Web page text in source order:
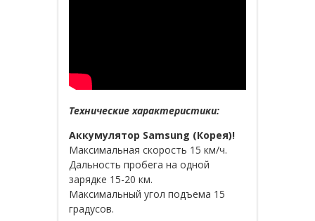
Технические характеристики:
Аккумулятор Samsung (Корея)!
Максимальная скорость 15 км/ч.
Дальность пробега на одной
зарядке 15-20 км.
Максимальный угол подъема 15
градусов.